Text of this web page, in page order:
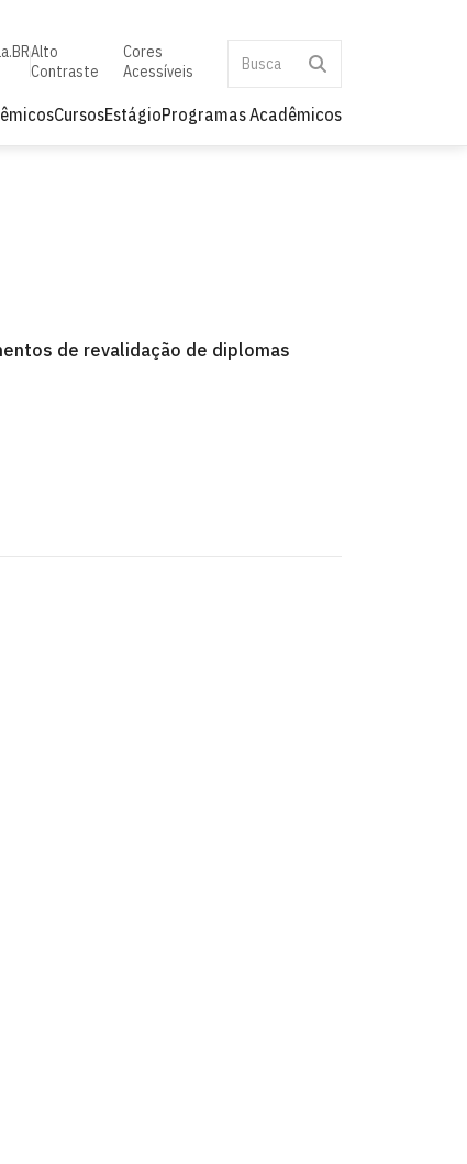
Alto
Contraste
Cores
Acessíveis
CursosEstágioProgramas Acadêmicos
de revalidação de diplomas